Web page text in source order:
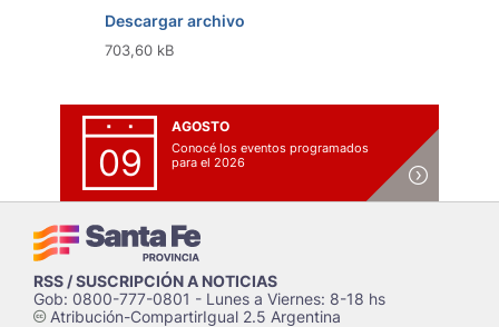
Descargar archivo
703,60 kB
09
AGOSTO
Conocé los eventos programados
para el 2026
RSS / SUSCRIPCIÓN A NOTICIAS
Gob: 0800-777-0801 - Lunes a Viernes: 8-18 hs
cAtribución-CompartirIgual 2.5 Argentina